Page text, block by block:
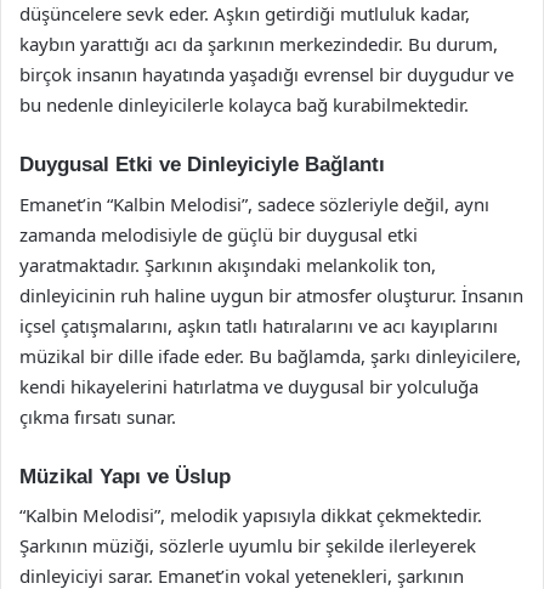
düşüncelere sevk eder. Aşkın getirdiği mutluluk kadar,
kaybın yarattığı acı da şarkının merkezindedir. Bu durum,
birçok insanın hayatında yaşadığı evrensel bir duygudur ve
bu nedenle dinleyicilerle kolayca bağ kurabilmektedir.
Duygusal Etki ve Dinleyiciyle Bağlantı
Emanet’in “Kalbin Melodisi”, sadece sözleriyle değil, aynı
zamanda melodisiyle de güçlü bir duygusal etki
yaratmaktadır. Şarkının akışındaki melankolik ton,
dinleyicinin ruh haline uygun bir atmosfer oluşturur. İnsanın
içsel çatışmalarını, aşkın tatlı hatıralarını ve acı kayıplarını
müzikal bir dille ifade eder. Bu bağlamda, şarkı dinleyicilere,
kendi hikayelerini hatırlatma ve duygusal bir yolculuğa
çıkma fırsatı sunar.
Müzikal Yapı ve Üslup
“Kalbin Melodisi”, melodik yapısıyla dikkat çekmektedir.
Şarkının müziği, sözlerle uyumlu bir şekilde ilerleyerek
dinleyiciyi sarar. Emanet’in vokal yetenekleri, şarkının